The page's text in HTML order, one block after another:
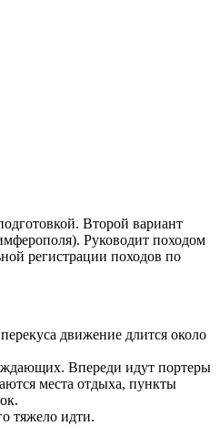
Второй вариант
Руководит походом
регистрации походов по
движение длится около
Впереди идут портеры
места отдыха, пункты
тяжело идти.